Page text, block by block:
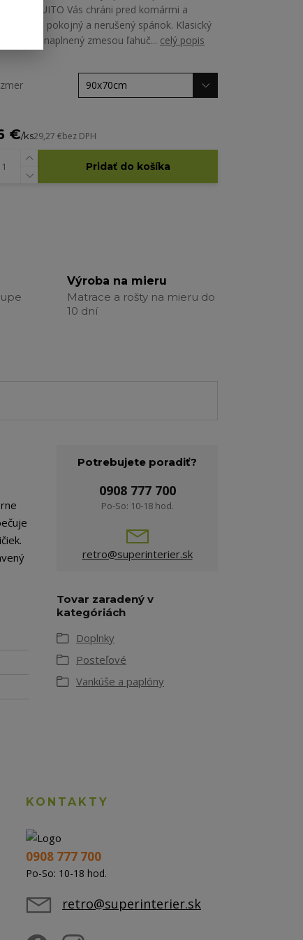
Vás chráni pred komármi a
pokojný a nerušený spánok. Klasický
vankúša naplnený zmesou ľahuč... celý popis
€/ks29,27 €bez DPH
Pridať do košíka
Výroba na mieru
Matrace a rošty na mieru do
10 dní
Potrebujete poradiť?
0908 777 700
Po-So: 10-18 hod.
retro@superinterier.sk
Tovar zaradený v
kategóriách
Doplnky
Posteľové
Vankúše a paplóny
KONTAKTY
0908 777 700
Po-So: 10-18 hod.
retro@superinterier.sk